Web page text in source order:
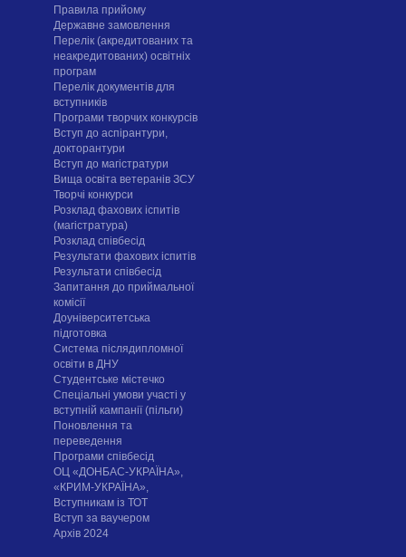
Правила прийому
Державне замовлення
Перелік (акредитованих та
неакредитованих) освітніх
програм
Перелік документів для
вступників
Програми творчих конкурсiв
Вступ до аспірантури,
докторантури
Вступ до магістратури
Вища освіта ветеранів ЗСУ
Творчі конкурси
Розклад фахових іспитів
(магістратура)
Розклад співбесід
Результати фахових іспитів
Результати співбесід
Запитання до приймальної
комісії
Доуніверситетська
підготовка
Система післядипломної
освіти в ДНУ
Cтудентське містечко
Спеціальні умови участі у
вступній кампанії (пільги)
Поновлення та
переведення
Програми співбесід
ОЦ «ДОНБАС-УКРАЇНА»,
«КРИМ-УКРАЇНА»,
Вступникам із ТОТ
Вступ за ваучером
Архів 2024